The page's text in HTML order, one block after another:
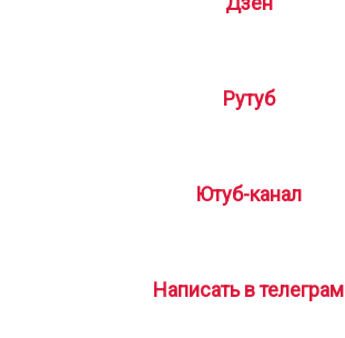
Рутуб
Ютуб-канал
Написать в телеграм